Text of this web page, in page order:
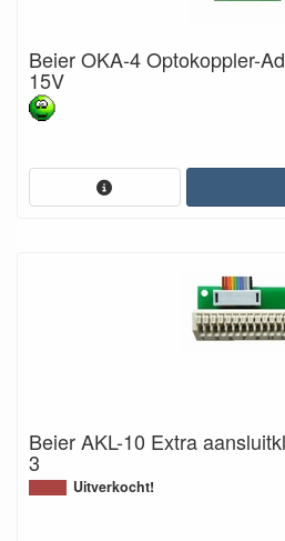
Beier OKA-4 Optokoppler-
15V
Beier AKL-10 Extra
3
Uitverkocht!